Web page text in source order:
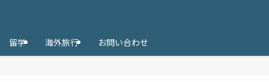
留学 海外旅行 お問い合わせ